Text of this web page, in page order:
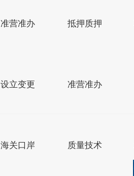
准营准办 抵押质押
设立变更 准营准办
海关口岸 质量技术